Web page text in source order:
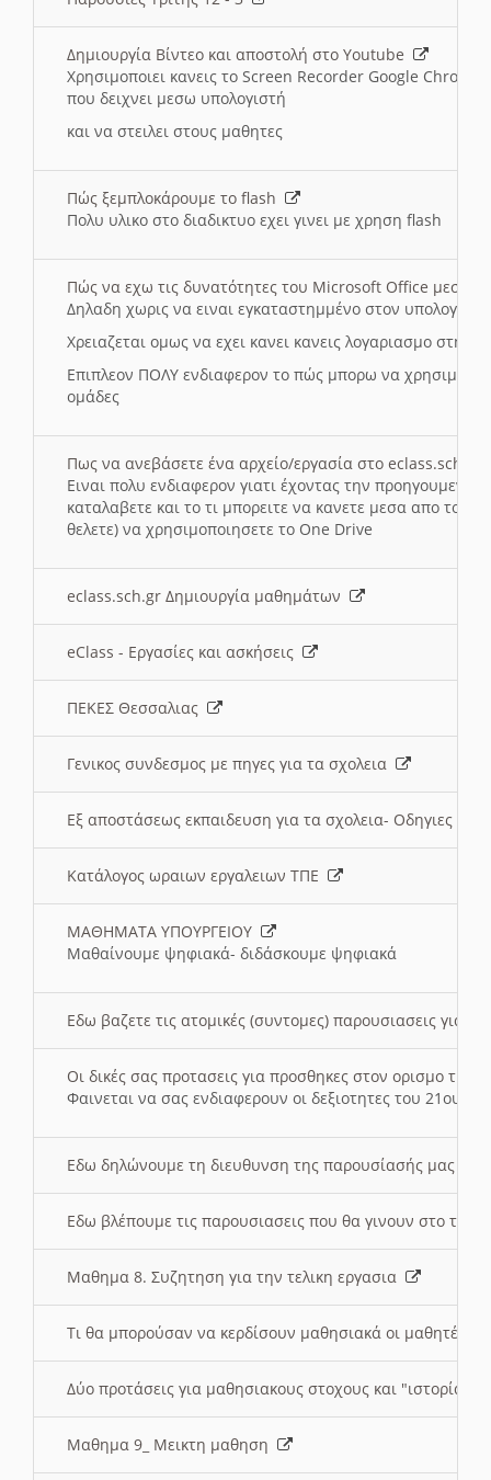
Δημιουργία Βίντεο και αποστολή στο Youtube
Χρησιμοποιει κανεις το Screen Recorder Google Chrome
που δειχνει μεσω υπολογιστή
και να στειλει στους μαθητες
Πώς ξεμπλοκάρουμε το flash
Πολυ υλικο στο διαδικτυο εχει γινει με χρηση flash
Πώς να εχω τις δυνατότητες του Microsoft Office μεσω
Δηλαδη χωρις να ειναι εγκαταστημμένο στον
Χρειαζεται ομως να εχει κανει κανεις λογαριασμο στη
Επιπλεον ΠΟΛΥ ενδιαφερον το πώς μπορω να
ομάδες
Πως να ανεβάσετε ένα αρχείο/εργασία στο eclass.sch.gr
Ειναι πολυ ενδιαφερον γιατι έχοντας την
καταλαβετε και το τι μπορειτε να κανετε μεσα απο το
θελετε) να χρησιμοποιησετε το One Drive
eclass.sch.gr Δημιουργία μαθημάτων
eClass - Εργασίες και ασκήσεις
ΠΕΚΕΣ Θεσσαλιας
Γενικος συνδεσμος με πηγες για τα σχολεια
Εξ αποστάσεως εκπαιδευση για τα σχολεια- Οδηγιες
Κατάλογος ωραιων εργαλειων ΤΠΕ
ΜΑΘΗΜΑΤΑ ΥΠΟΥΡΓΕΙΟΥ
Μαθαίνουμε ψηφιακά- διδάσκουμε ψηφιακά
Εδω βαζετε τις ατομικές (συντομες) παρουσιασεις για
Οι δικές σας προτασεις για προσθηκες στον ορισμο
Φαινεται να σας ενδιαφερουν οι δεξιοτητες του 21ου
Εδω δηλώνουμε τη διευθυνση της παρουσίασής μας
Εδω βλέπουμε τις παρουσιασεις που θα γινουν στο
Μαθημα 8. Συζητηση για την τελικη εργασια
Τι θα μπορούσαν να κερδίσουν μαθησιακά οι μαθητές/
Δύο προτάσεις για μαθησιακους στοχους και "ιστορία"
Μαθημα 9_ Μεικτη μαθηση